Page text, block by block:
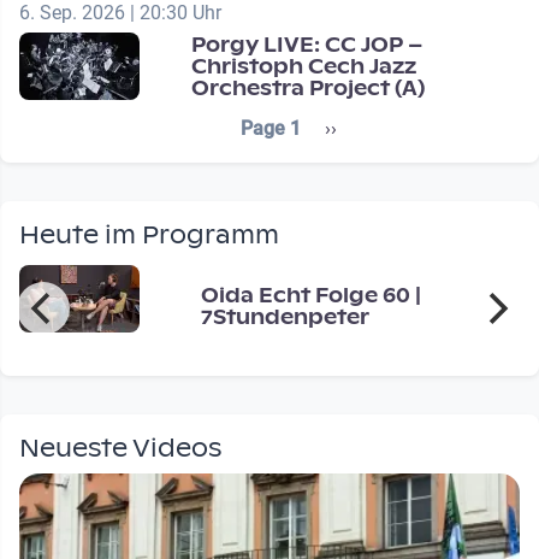
6. Sep. 2026 | 20:30 Uhr
Porgy LIVE: CC JOP –
Christoph Cech Jazz
Orchestra Project (A)
Seitennummerierung
Page 1 Next page
››
Heute im Programm
Oida Echt Folge 60 |
7Stundenpeter
Neueste Videos